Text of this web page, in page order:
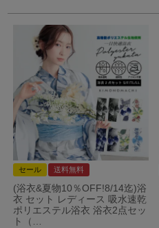
セール 送料無料
(浴衣&夏物10％OFF!8/14迄)浴
衣 セット レディース 吸水速乾
ポリエステル浴衣 浴衣2点セッ
ト（…